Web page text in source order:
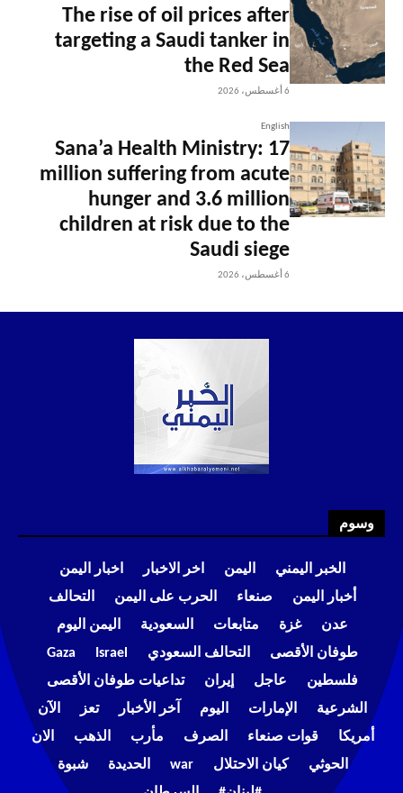
The rise of oil prices after
targeting a Saudi tanker in
the Red Sea
6 أغسطس، 2026
English
Sana’a Health Ministry: 17
million suffering from acute
hunger and 3.6 million
children at risk due to the
Saudi siege
6 أغسطس، 2026
وسوم
الخبر اليمني اليمن اخر الاخبار
اخبار اليمن
أخبار اليمن
صنعاء الحرب على اليمن
التحالف
عدن
غزة متابعات السعودية
اليمن اليوم
طوفان الأقصى
التحالف السعودي Israel
Gaza
فلسطين
عاجل إيران
تداعيات طوفان الأقصى
الشرعية
الإمارات اليوم آخر الأخبار تعز
الآن
أمريكا
قوات صنعاء الصرف مأرب الذهب
الان
الحوثي
كيان الاحتلال war الحديدة
شبوة